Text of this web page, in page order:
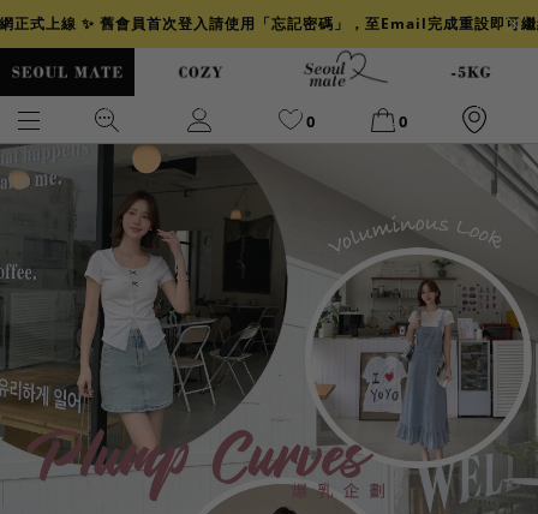
正式上線 ✨ 舊會員首次登入請使用「忘記密碼」，至Email完成重設即可
0 0
背心 舒芙蕾
小香風 透膚 小香 牛仔
襯衫 褲裙 牛仔裙 冰感
涼感